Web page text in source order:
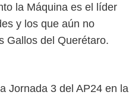
la Máquina es el líder
y los que aún no
Gallos del Querétaro.
Jornada 3 del AP24 en la